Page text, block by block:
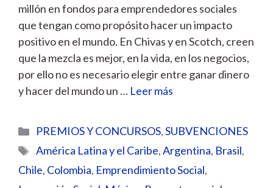
millón en fondos para emprendedores sociales
que tengan como propósito hacer un impacto
positivo en el mundo. En Chivas y en Scotch, creen
que la mezcla es mejor, en la vida, en los negocios,
por ello no es necesario elegir entre ganar dinero
y hacer del mundo un … Leer más
Categorías
PREMIOS Y CONCURSOS,SUBVENCIONES
Etiquetas
América Latina y el Caribe,Argentina, Brasil,
Chile, Colombia, Emprendimiento Social,